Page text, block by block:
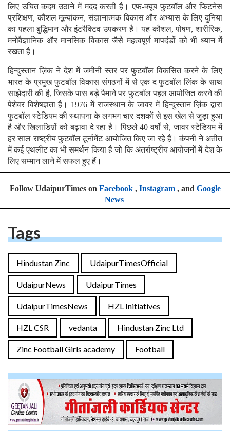
लिए उचित कदम उठाने में मदद करती है। एफ-क्यूब फुटबॉल और फिटनेस
प्रशिक्षण, कौशल मूल्यांकन, संज्ञानात्मक विकास और अभ्यास के लिए दुनिया
का पहला बुद्धिमान और इंटरैक्टिव उपकरण है। यह कौशल, पोषण, शारीरिक,
मनोवैज्ञानिक और मानसिक विकास जैसे महत्वपूर्ण मापदंडों को भी ध्यान में
रखता है।
हिन्दुस्तान ज़िंक ने देश में जमीनी स्तर पर फुटबॉल विकसित करने के लिए
भारत के प्रमुख फुटबॉल विकास संगठनों में से एक द फुटबॉल लिंक के साथ
साझेदारी की है, जिसके पास बड़े पैमाने पर फुटबॉल पहल आयोजित करने की
पेशेवर विशेषज्ञता है। 1976 में राजस्थान के जावर में हिन्दुस्तान ज़िंक द्वारा
फुटबॉल स्टेडियम की स्थापना के लगभग चार दशकों से इस खेल से जुड़ा हुआ
है और खिलाडिय़ों को बढ़ावा दे रहा है। पिछले 40 वर्षों से, जावर स्टेडियम में
हर साल राष्ट्रीय फुटबॉल टूर्नामेंट आयोजित किए जा रहे हैं। कंपनी ने अतीत
में कई एथलीट का भी समर्थन किया है जो कि अंतर्राष्ट्रीय आयोजनों में देश के
लिए सम्मान लाने में सफल हुए हैं।
Follow UdaipurTimes on Facebook, Instagram, and Google
News
Tags
Hindustan Zinc UdaipurTimesOfficial
UdaipurNews UdaipurTimes
UdaipurTimesNews HZL Initiatives
HZL CSR vedanta Hindustan Zinc Ltd
Zinc Football Girls academy Football